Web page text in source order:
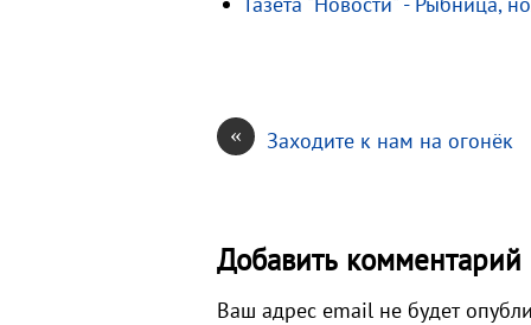
k
т
« Заходите к нам на огонёк
Добавить комментарий
Ваш адрес email не будет